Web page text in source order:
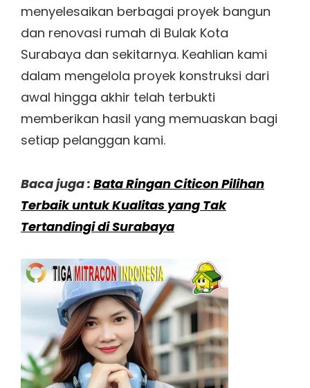
menyelesaikan berbagai proyek bangun
dan renovasi rumah di Bulak Kota
Surabaya dan sekitarnya. Keahlian kami
dalam mengelola proyek konstruksi dari
awal hingga akhir telah terbukti
memberikan hasil yang memuaskan bagi
setiap pelanggan kami.
Baca juga : Bata Ringan Citicon Pilihan
Terbaik untuk Kualitas yang Tak
Tertandingi di Surabaya